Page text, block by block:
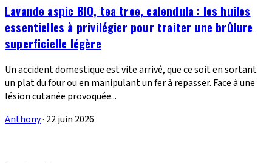
Lavande aspic BIO, tea tree, calendula : les huiles
essentielles à privilégier pour traiter une brûlure
superficielle légère
Un accident domestique est vite arrivé, que ce soit en sortant
un plat du four ou en manipulant un fer à repasser. Face à une
lésion cutanée provoquée...
Anthony· 22 juin 2026